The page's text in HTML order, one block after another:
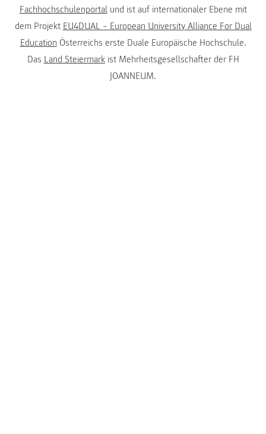
Fachhochschulenportalund ist auf internationaler Ebene mit
dem Projekt EU4DUAL – European University Alliance For Dual
Education Österreichs erste Duale Europäische Hochschule.
Das Land Steiermarkist Mehrheitsgesellschafter der FH
JOANNEUM.